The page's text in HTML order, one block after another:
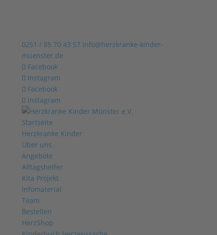
0251 / 85 70 43 57 info@herzkranke-kinder-
muenster.de
Facebook
Instagram
Facebook
Instagram
Startseite
Herzkranke Kinder
Über uns
Angebote
Alltagshelfer
Kita Projekt
Infomaterial
Team
Bestellen
HerzShop